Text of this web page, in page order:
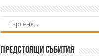
Предстоящи събития